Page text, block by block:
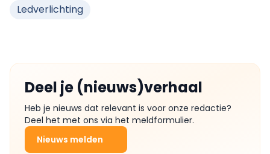
Ledverlichting
Deel je (nieuws)verhaal
Heb je nieuws dat relevant is voor onze redactie?
Deel het met ons via het meldformulier.
Nieuws melden